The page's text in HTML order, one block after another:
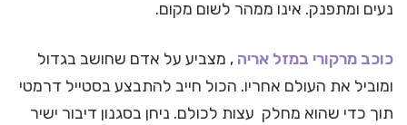
נעים ומתפנק. אינו ממהר לשום מקום.
כוכב מרקורי במזל אריה , מצביע על אדם שחושב בגדול
ומוביל את העולם אחריו. הכול חייב להתבצע בסטייל דרמטי
תוך כדי שהוא מחלק עצות לכולם. ניחן בסגנון דיבור ישיר